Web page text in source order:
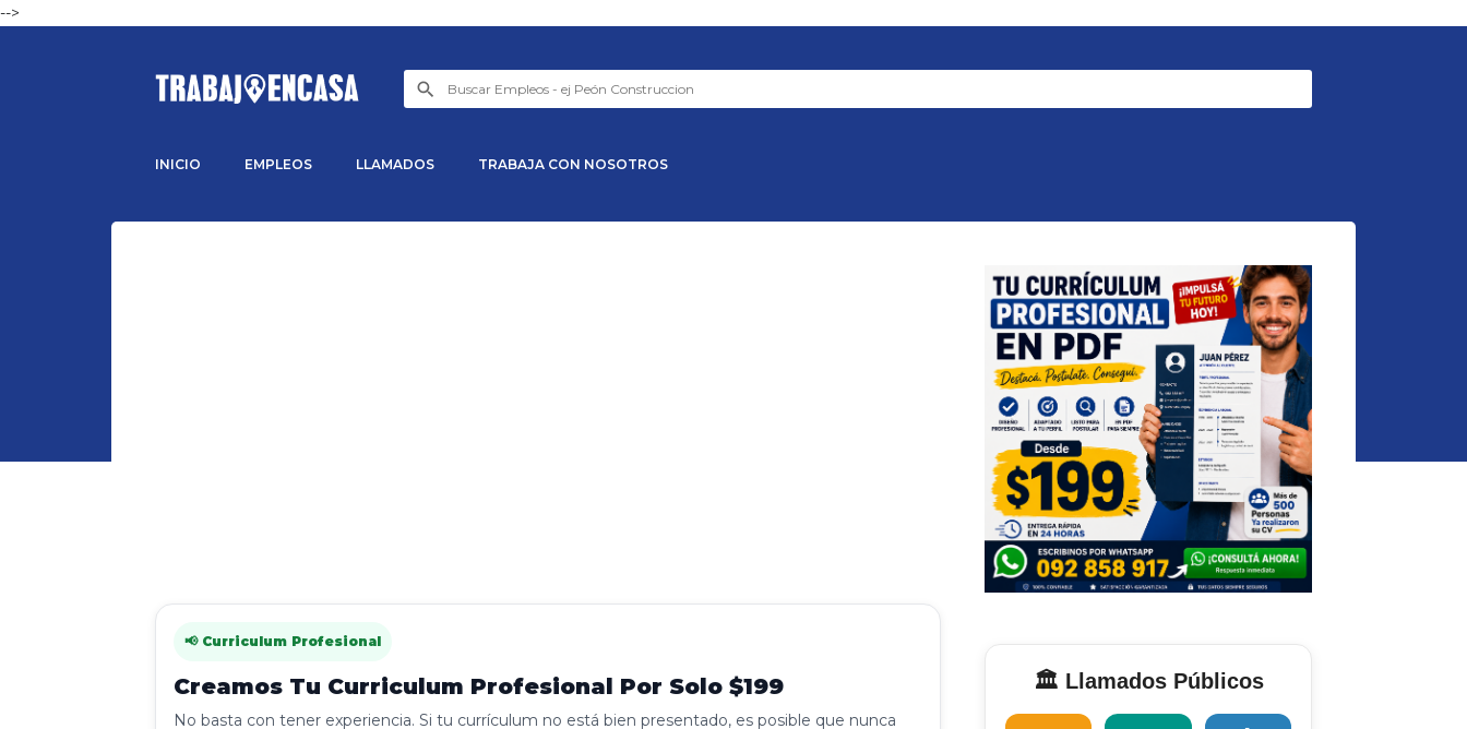
-->
INICIO EMPLEOS LLAMADOS TRABAJA CON NOSOTROS
📢 Curriculum Profesional
Creamos Tu Curriculum Profesional Por Solo $199
No basta con tener experiencia. Si tu currículum no está bien presentado, es posible que nunca
🏛️ Llamados Públicos